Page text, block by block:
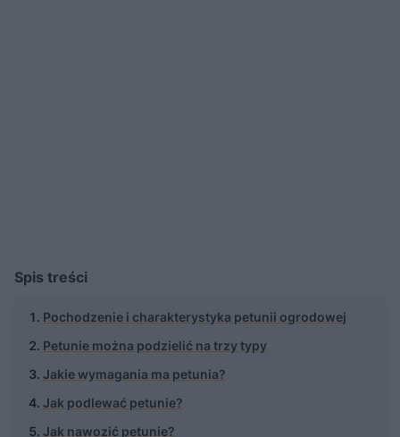
Spis treści
Pochodzenie i charakterystyka petunii ogrodowej
Petunie można podzielić na trzy typy
Jakie wymagania ma petunia?
Jak podlewać petunie?
Jak nawozić petunie?